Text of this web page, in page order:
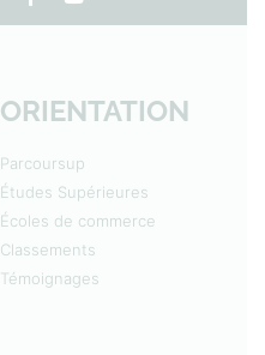
ORIENTATION
Parcoursup
Études Supérieures
Écoles de commerce
Classements
Témoignages